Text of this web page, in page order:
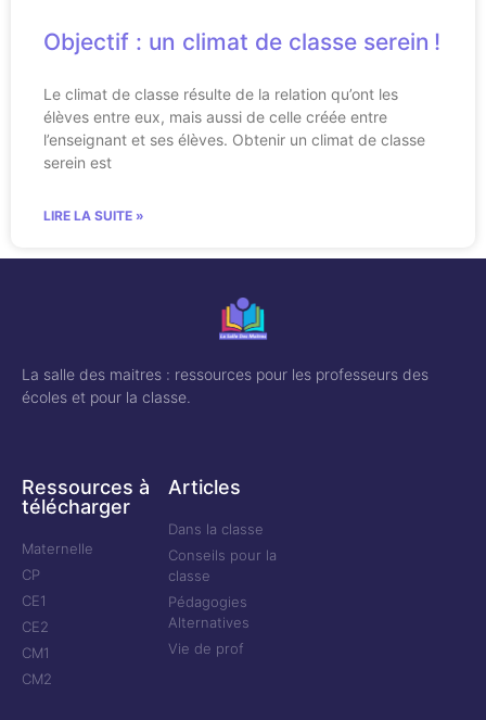
Objectif : un climat de classe serein !
Le climat de classe résulte de la relation qu’ont les
élèves entre eux, mais aussi de celle créée entre
l’enseignant et ses élèves. Obtenir un climat de classe
serein est
LIRE LA SUITE »
La salle des maitres : ressources pour les professeurs des
écoles et pour la classe.
Ressources à
télécharger
Maternelle
CP
CE1
CE2
CM1
CM2
Articles
Dans la classe
Conseils pour la
classe
Pédagogies
Alternatives
Vie de prof